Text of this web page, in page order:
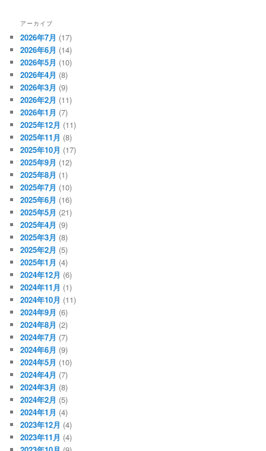
アーカイブ
2026年7月 (17)
2026年6月 (14)
2026年5月 (10)
2026年4月 (8)
2026年3月 (9)
2026年2月 (11)
2026年1月 (7)
2025年12月 (11)
2025年11月 (8)
2025年10月 (17)
2025年9月 (12)
2025年8月 (1)
2025年7月 (10)
2025年6月 (16)
2025年5月 (21)
2025年4月 (9)
2025年3月 (8)
2025年2月 (5)
2025年1月 (4)
2024年12月 (6)
2024年11月 (1)
2024年10月 (11)
2024年9月 (6)
2024年8月 (2)
2024年7月 (7)
2024年6月 (9)
2024年5月 (10)
2024年4月 (7)
2024年3月 (8)
2024年2月 (5)
2024年1月 (4)
2023年12月 (4)
2023年11月 (4)